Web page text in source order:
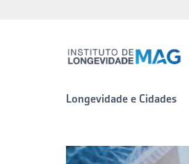
Longevidade e Cidades